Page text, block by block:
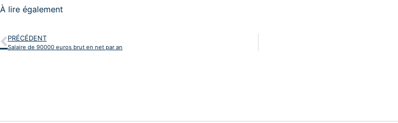
À lire également
PRÉCÉDENT
Salaire de 90000 euros brut en net par an